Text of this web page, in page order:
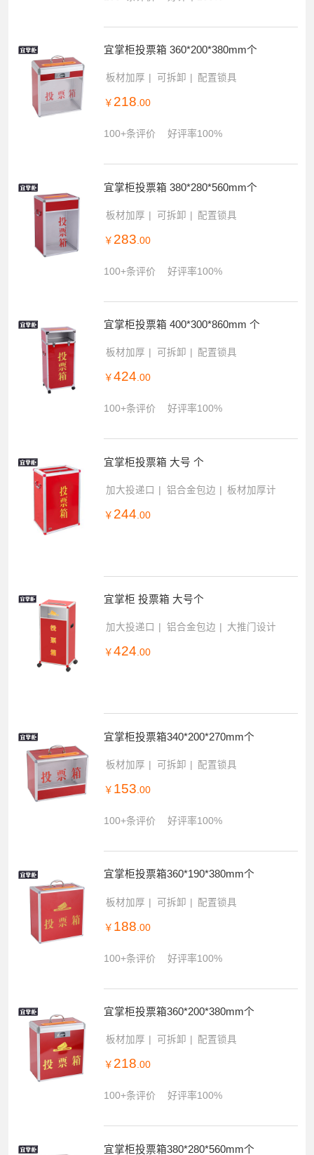
宜掌柜投票箱 360*200*380mm个
板材加厚 可拆卸 配置锁具
￥ 218.00
100+条评价 好评率100%
宜掌柜投票箱 380*280*560mm个
板材加厚 可拆卸 配置锁具
￥ 283 .00
100+条评价 好评率100%
宜掌柜投票箱 400*300*860mm 个
板材加厚 可拆卸 配置锁具
￥ 424.00
100+条评价 好评率100%
宜掌柜投票箱 大号 个
加大投递口 铝合金包边 板材加厚计
￥ 244 .00
宜掌柜 投票箱 大号个
加大投递口 铝合金包边 大推门设计
￥ 424.00
宜掌柜投票箱340*200*270mm个
板材加厚 可拆卸 配置锁具
￥ 153 .00
100+条评价 好评率100%
宜掌柜投票箱360*190*380mm个
板材加厚 可拆卸 配置锁具
￥ 188 .00
100+条评价 好评率100%
宜掌柜投票箱360*200*380mm个
板材加厚 可拆卸 配置锁具
￥ 218.00
100+条评价 好评率100%
宜掌柜投票箱380*280*560mm个